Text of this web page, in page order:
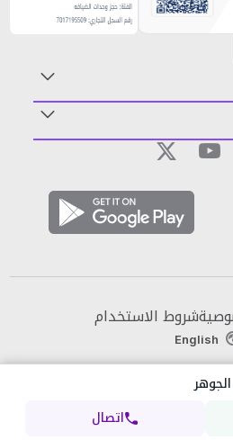
شروط الاستخدام
English
اتصال